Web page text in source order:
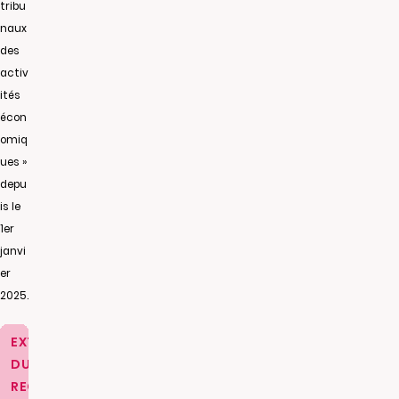
tribu
naux
des
activ
ités
écon
omiq
ues »
depu
is le
1er
janvi
er
2025.
EXTRAIT
DU
REGISTRE